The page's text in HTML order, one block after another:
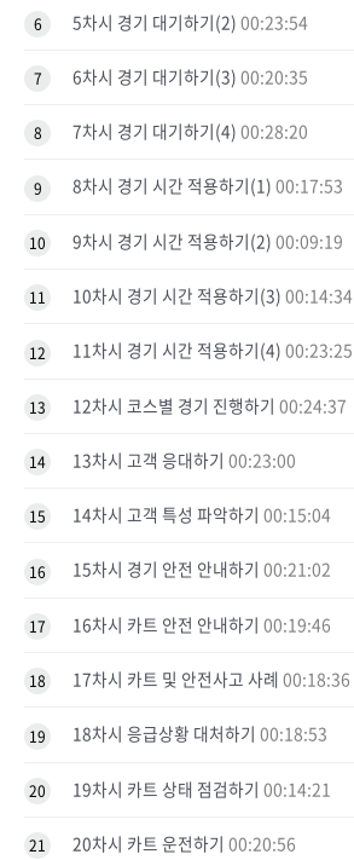
6 5차시 경기 대기하기(2) 00:23:54
7 6차시 경기 대기하기(3) 00:20:35
8 7차시 경기 대기하기(4) 00:28:20
9 8차시 경기 시간 적용하기(1) 00:17:53
10 9차시 경기 시간 적용하기(2) 00:09:19
11 10차시 경기 시간 적용하기(3) 00:14:34
12 11차시 경기 시간 적용하기(4) 00:23:25
13 12차시 코스별 경기 진행하기 00:24:37
14 13차시 고객 응대하기 00:23:00
15 14차시 고객 특성 파악하기 00:15:04
16 15차시 경기 안전 안내하기 00:21:02
17 16차시 카트 안전 안내하기 00:19:46
18 17차시 카트 및 안전사고 사례 00:18:36
19 18차시 응급상황 대처하기 00:18:53
20 19차시 카트 상태 점검하기 00:14:21
21 20차시 카트 운전하기 00:20:56